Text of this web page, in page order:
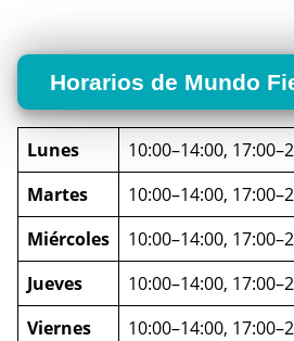
Horarios de Mundo
Lunes
10:00–14:00,
Martes
10:00–14:00,
Miércoles
10:00–14:00,
Jueves
10:00–14:00,
Viernes
10:00–14:00,